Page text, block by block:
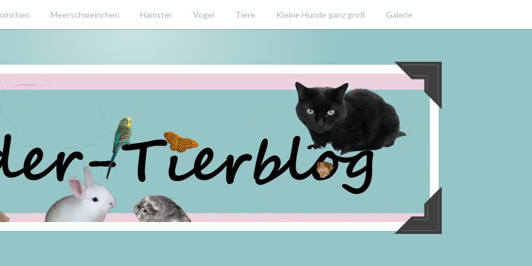
Meerschweinchen Hamster Vögel Tiere Kleine Hunde ganz groß Galerie